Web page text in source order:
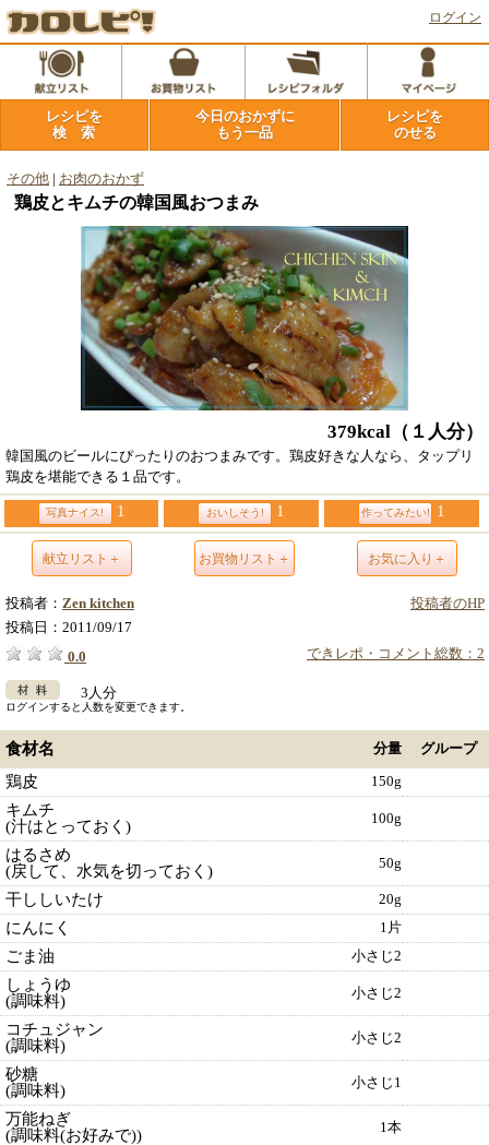
ログイン
レシピを
検 索
今日のおかずに
もう一品
レシピを
のせる
その他 お肉のおかず
鶏皮とキムチの韓国風おつまみ
379kcal （１人分）
韓国風のビールにぴったりのおつまみです。鶏皮好きな人なら、タップリ
鶏皮を堪能できる１品です。
写真ナイス! 1 おいしそう! 1 作ってみたい! 1
献立リスト＋ お買物リスト＋ お気に入り＋
投稿者のHP
投稿者： Zen kitchen
投稿日： 2011/09/17
できレポ・コメント総数：2
0.0
3人分
ログインすると人数を変更できます。
食材名 分量 グループ
鶏皮 150g
キムチ
(汁はとっておく)
100g
はるさめ
(戻して、水気を切っておく)
50g
干ししいたけ 20g
にんにく 1片
ごま油 小さじ2
しょうゆ
(調味料)
小さじ2
コチュジャン
(調味料)
小さじ2
砂糖
(調味料)
小さじ1
万能ねぎ
(調味料(お好みで))
1本